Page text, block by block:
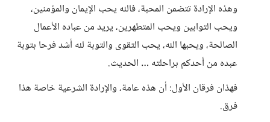
وهذه الإرادة تتضمن المحبة، فالله يحب الإيمان والمؤمنين،
ويحب التوابين ويحب المتطهرين، يريد من عباده الأعمال
الصالحة، ويحبها الله، يحب التقوى والتوبة لله أشد فرحا بتوبة
عبده من أحدكم براحلته … الحديث.
فهذان فرقان الأول: أن هذه عامة، والإرادة الشرعية خاصة هذا
فرق.